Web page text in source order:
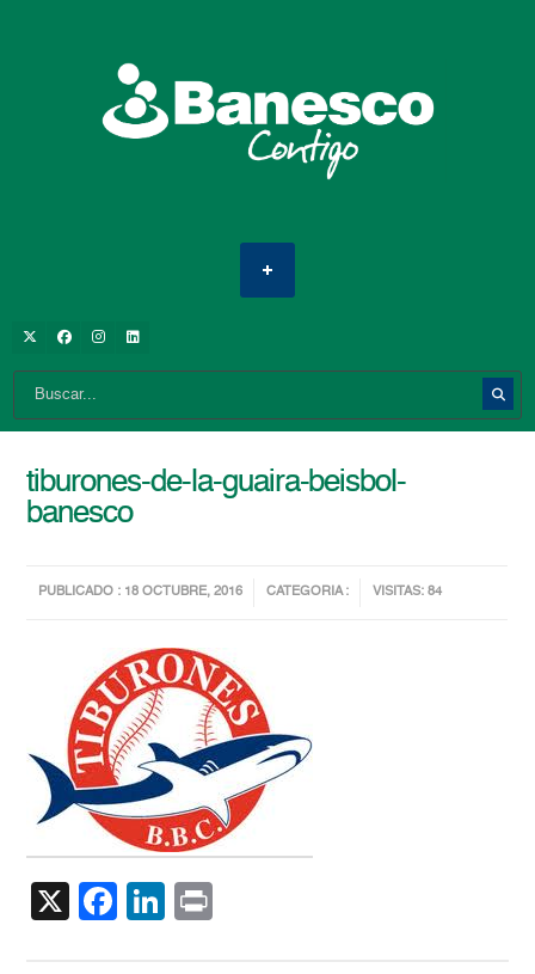
tiburones-de-la-guaira-beisbol-
banesco
PUBLICADO : 18 OCTUBRE, 2016 CATEGORIA : VISITAS: 84
X Facebook
LinkedIn